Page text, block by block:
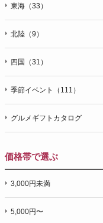
東海（33）
北陸（9）
四国（31）
季節イベント（111）
グルメギフトカタログ
価格帯で選ぶ
3,000円未満
5,000円〜